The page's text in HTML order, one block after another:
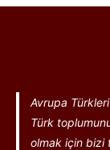
Avrupa
Türk
olmak için bizi